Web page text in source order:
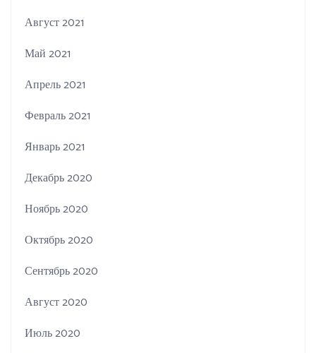
Август 2021
Май 2021
Апрель 2021
Февраль 2021
Январь 2021
Декабрь 2020
Ноябрь 2020
Октябрь 2020
Сентябрь 2020
Август 2020
Июль 2020